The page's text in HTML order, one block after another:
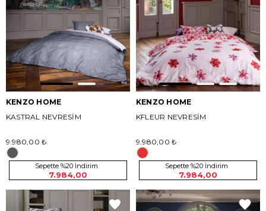
KENZO HOME
KASTRAL NEVRESİM
9.980,00 ₺
Sepette %20 İndirim
7.984,00
KENZO HOME
KFLEUR NEVRESİM
9.980,00 ₺
Sepette %20 İndirim
7.984,00